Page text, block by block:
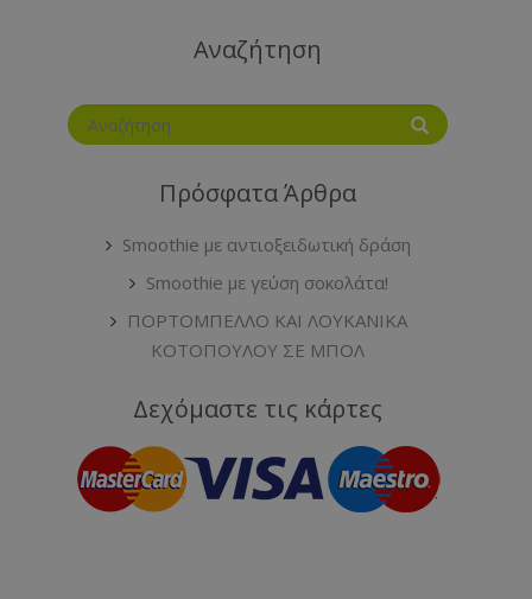
Αναζήτηση
Πρόσφατα Άρθρα
Smoothie με αντιοξειδωτική δράση
Smoothie με γεύση σοκολάτα!
ΠΟΡΤΟΜΠΕΛΛΟ ΚΑΙ ΛΟΥΚΑΝΙΚΑ
ΚΟΤΟΠΟΥΛΟΥ ΣΕ ΜΠΟΛ
Δεχόμαστε τις κάρτες